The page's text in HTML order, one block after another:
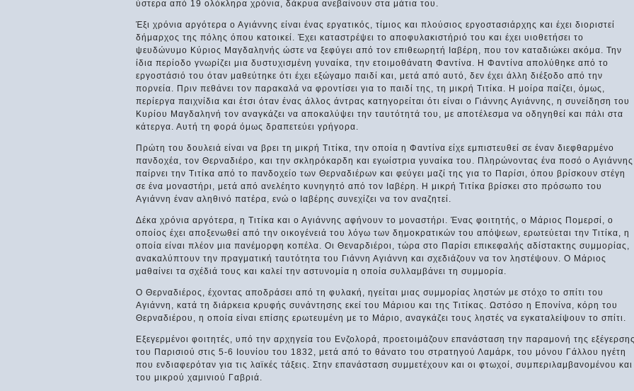
ύστερα από 19 ολόκληρα χρόνια, δάκρυα ανεβαίνουν στα μάτια του.
Έξι χρόνια αργότερα ο Αγιάννης είναι ένας εργατικός, τίμιος και πλούσιος εργοστασιάρχης και έχει διοριστεί
δήμαρχος της πόλης όπου κατοικεί. Έχει καταστρέψει το αποφυλακιστήριό του και έχει υιοθετήσει το
ψευδώνυμο Κύριος Μαγδαληνής ώστε να ξεφύγει από τον επιθεωρητή Ιαβέρη, που τον καταδιώκει ακόμα. Την
ίδια περίοδο γνωρίζει μια δυστυχισμένη γυναίκα, την ετοιμοθάνατη Φαντίνα. Η Φαντίνα απολύθηκε από το
εργοστάσιό του όταν μαθεύτηκε ότι έχει εξώγαμο παιδί και, μετά από αυτό, δεν έχει άλλη διέξοδο από την
πορνεία. Πριν πεθάνει τον παρακαλά να φροντίσει για το παιδί της, τη μικρή Τιτίκα. Η μοίρα παίζει, όμως,
περίεργα παιχνίδια και έτσι όταν ένας άλλος άντρας κατηγορείται ότι είναι ο Γιάννης Αγιάννης, η συνείδηση του
Κυρίου Μαγδαληνή τον αναγκάζει να αποκαλύψει την ταυτότητά του, με αποτέλεσμα να οδηγηθεί και πάλι στα
κάτεργα. Αυτή τη φορά όμως δραπετεύει γρήγορα.
Πρώτη του δουλειά είναι να βρει τη μικρή Τιτίκα, την οποία η Φαντίνα είχε εμπιστευθεί σε έναν διεφθαρμένο
πανδοχέα, τον Θερναδιέρο, και την σκληρόκαρδη και εγωίστρια γυναίκα του. Πληρώνοντας ένα ποσό ο Αγιάννης
παίρνει την Τιτίκα από το πανδοχείο των Θερναδιέρων και φεύγει μαζί της για το Παρίσι, όπου βρίσκουν στέγη
σε ένα μοναστήρι, μετά από ανελέητο κυνηγητό από τον Ιαβέρη. Η μικρή Τιτίκα βρίσκει στο πρόσωπο του
Αγιάννη έναν αληθινό πατέρα, ενώ ο Ιαβέρης συνεχίζει να τον αναζητεί.
Δέκα χρόνια αργότερα, η Τιτίκα και ο Αγιάννης αφήνουν το μοναστήρι. Ένας φοιτητής, ο Μάριος Πομερσί, ο
οποίος έχει αποξενωθεί από την οικογένειά του λόγω των δημοκρατικών του απόψεων, ερωτεύεται την Τιτίκα, η
οποία είναι πλέον μια πανέμορφη κοπέλα. Οι Θεναρδιέροι, τώρα στο Παρίσι επικεφαλής αδίστακτης συμμορίας,
ανακαλύπτουν την πραγματική ταυτότητα του Γιάννη Αγιάννη και σχεδιάζουν να τον ληστέψουν. Ο Μάριος
μαθαίνει τα σχέδιά τους και καλεί την αστυνομία η οποία συλλαμβάνει τη συμμορία.
Ο Θερναδιέρος, έχοντας αποδράσει από τη φυλακή, ηγείται μιας συμμορίας ληστών με στόχο το σπίτι του
Αγιάννη, κατά τη διάρκεια κρυφής συνάντησης εκεί του Μάριου και της Τιτίκας. Ωστόσο η Επονίνα, κόρη του
Θερναδιέρου, η οποία είναι επίσης ερωτευμένη με το Μάριο, αναγκάζει τους ληστές να εγκαταλείψουν το σπίτι.
Εξεγερμένοι φοιτητές, υπό την αρχηγεία του Ενζολορά, προετοιμάζουν επανάσταση την παραμονή της
του Παρισιού στις 5-6 Ιουνίου του 1832, μετά από το θάνατο του στρατηγού Λαμάρκ, του μόνου Γάλλου ηγέτη
που ενδιαφερόταν για τις λαϊκές τάξεις. Στην επανάσταση συμμετέχουν και οι φτωχοί, συμπεριλαμβανομένου και
του μικρού χαμινιού Γαβριά.